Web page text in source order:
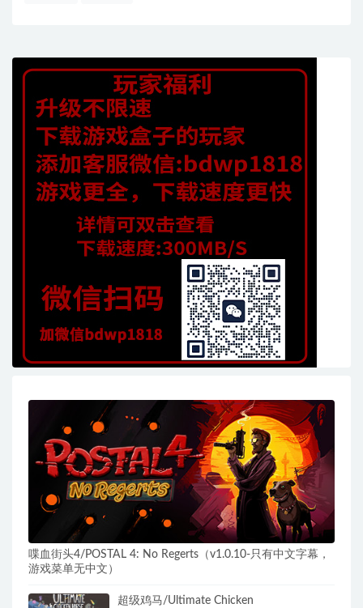
喋血街头4/POSTAL 4: No Regerts（v1.0.10-只有中文字幕，
游戏菜单无中文）
超级鸡马/Ultimate Chicken